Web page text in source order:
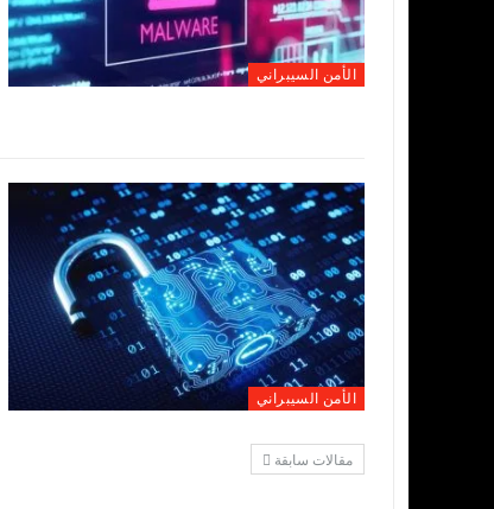
الأمن السيبراني
الأمن السيبراني
مقالات سابقة